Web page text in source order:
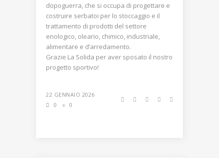
dopoguerra, che si occupa di progettare e
costruire serbatoi per lo stoccaggio e il
trattamento di prodotti del settore
enologico, oleario, chimico, industriale,
alimentare e d’arredamento.
Grazie La Solida per aver sposato il nostro
progetto sportivo!
22 GENNAIO 2026
0
0